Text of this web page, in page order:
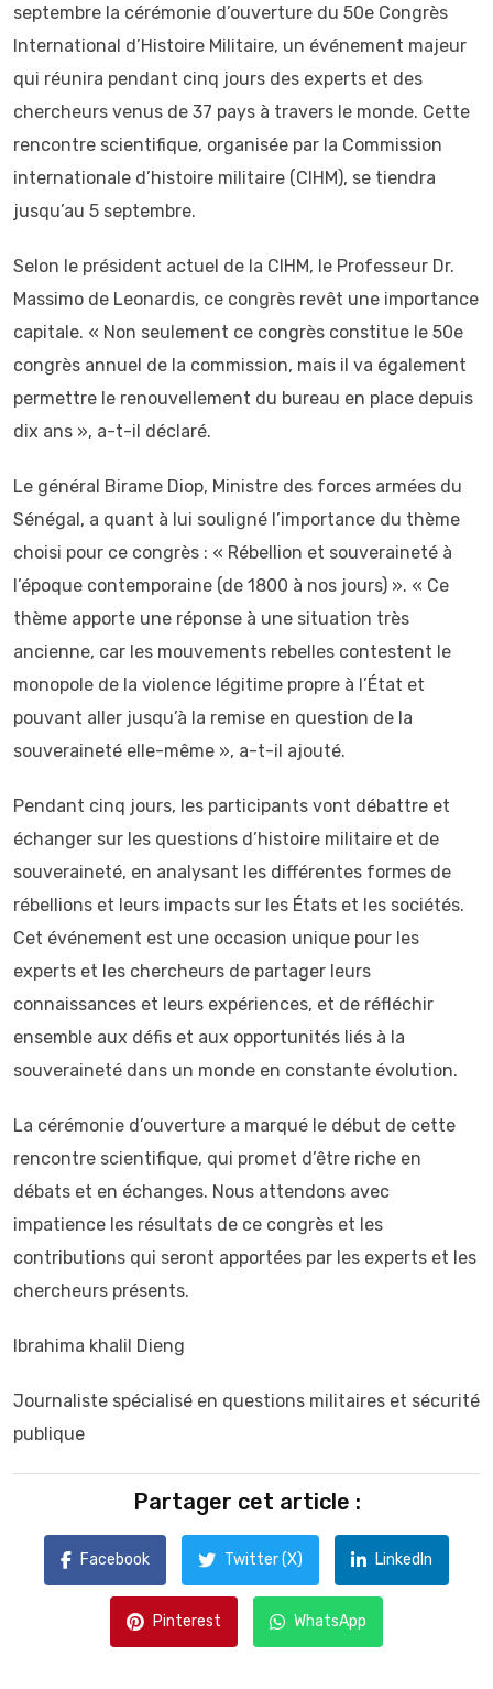
septembre la cérémonie d’ouverture du 50e Congrès
International d’Histoire Militaire, un événement majeur
qui réunira pendant cinq jours des experts et des
chercheurs venus de 37 pays à travers le monde. Cette
rencontre scientifique, organisée par la Commission
internationale d’histoire militaire (CIHM), se tiendra
jusqu’au 5 septembre.
Selon le président actuel de la CIHM, le Professeur Dr.
Massimo de Leonardis, ce congrès revêt une importance
capitale. « Non seulement ce congrès constitue le 50e
congrès annuel de la commission, mais il va également
permettre le renouvellement du bureau en place depuis
dix ans », a-t-il déclaré.
Le général Birame Diop, Ministre des forces armées du
Sénégal, a quant à lui souligné l’importance du thème
choisi pour ce congrès : « Rébellion et souveraineté à
l’époque contemporaine (de 1800 à nos jours) ». « Ce
thème apporte une réponse à une situation très
ancienne, car les mouvements rebelles contestent le
monopole de la violence légitime propre à l’État et
pouvant aller jusqu’à la remise en question de la
souveraineté elle-même », a-t-il ajouté.
Pendant cinq jours, les participants vont débattre et
échanger sur les questions d’histoire militaire et de
souveraineté, en analysant les différentes formes de
rébellions et leurs impacts sur les États et les sociétés.
Cet événement est une occasion unique pour les
experts et les chercheurs de partager leurs
connaissances et leurs expériences, et de réfléchir
ensemble aux défis et aux opportunités liés à la
souveraineté dans un monde en constante évolution.
La cérémonie d’ouverture a marqué le début de cette
rencontre scientifique, qui promet d’être riche en
débats et en échanges. Nous attendons avec
impatience les résultats de ce congrès et les
contributions qui seront apportées par les experts et les
chercheurs présents.
Ibrahima khalil Dieng
Journaliste spécialisé en questions militaires et sécurité
publique
Partager cet article :
Facebook Twitter (X) LinkedIn
Pinterest WhatsApp